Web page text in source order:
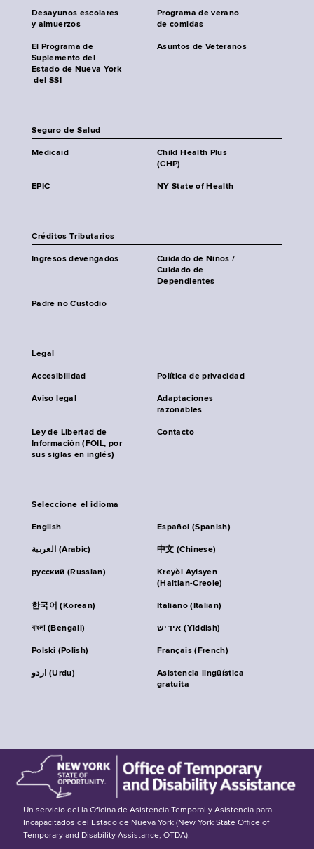
Desayunos escolares
y almuerzos
Programa de verano
de comidas
El Programa de
Suplemento del
Estado de Nueva York
del SSI
Asuntos de Veteranos
Seguro de Salud
Medicaid
Child Health Plus
(CHP)
EPIC NY State of Health
Créditos Tributarios
Ingresos devengados
Cuidado de Niños /
Cuidado de
Dependientes
Padre no Custodio
Legal
Accesibilidad Política de privacidad
Aviso legal
Adaptaciones
razonables
Ley de Libertad de
Información (FOIL, por
sus siglas en inglés)
Contacto
Seleccione el idioma
English Español (Spanish)
العربية (Arabic) 中文 (Chinese)
русский (Russian)
Kreyòl Ayisyen
(Haitian-Creole)
한국어 (Korean) Italiano (Italian)
বাংলা (Bengali) אידיש (Yiddish)
Polski (Polish) Français (French)
اردو (Urdu)
Asistencia lingüística
gratuita
Un servicio del la Oficina de Asistencia Temporal y Asistencia para
Incapacitados del Estado de Nueva York (New York State Office of
Temporary and Disability Assistance, OTDA).